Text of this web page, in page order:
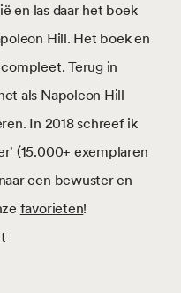
en las daar het boek
Hill. Het boek en
Terug in
als Napoleon Hill
In 2018 schreef ik
(15.000+ exemplaren
een bewuster en
favorieten!